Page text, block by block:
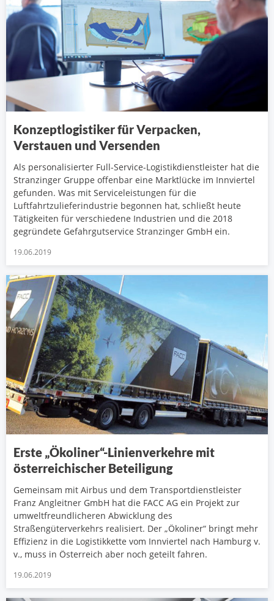
Konzeptlogistiker für Verpacken,
Verstauen und Versenden
Als personalisierter Full-Service-Logistikdienstleister hat die
Stranzinger Gruppe offenbar eine Marktlücke im Innviertel
gefunden. Was mit Serviceleistungen für die
Luftfahrtzulieferindustrie begonnen hat, schließt heute
Tätigkeiten für verschiedene Industrien und die 2018
gegründete Gefahrgutservice Stranzinger GmbH ein.
19.06.2019
Erste „Ökoliner“-Linienverkehre mit
österreichischer Beteiligung
Gemeinsam mit Airbus und dem Transportdienstleister
Franz Angleitner GmbH hat die FACC AG ein Projekt zur
umweltfreundlicheren Abwicklung des
Straßengüterverkehrs realisiert. Der „Ökoliner“ bringt mehr
Effizienz in die Logistikkette vom Innviertel nach Hamburg v.
v., muss in Österreich aber noch geteilt fahren.
19.06.2019